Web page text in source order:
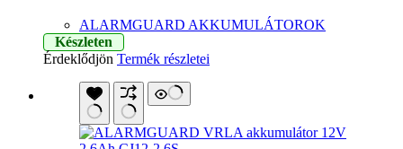
ALARMGUARD AKKUMULÁTOROK
Készleten
Érdeklődjön Termék részletei